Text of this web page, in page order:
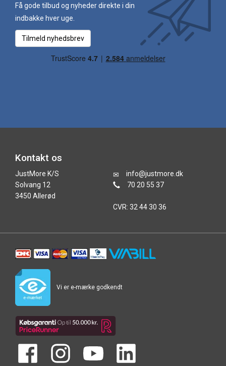
Få gode tilbud og nyheder direkte i din
indbakke hver uge.
Tilmeld nyhedsbrev
Kontakt os
JustMore K/S
Solvang 12
3450 Allerød
info@justmore.dk
70 20 55 37
CVR: 32 44 30 36
Vi er e-mærke godkendt